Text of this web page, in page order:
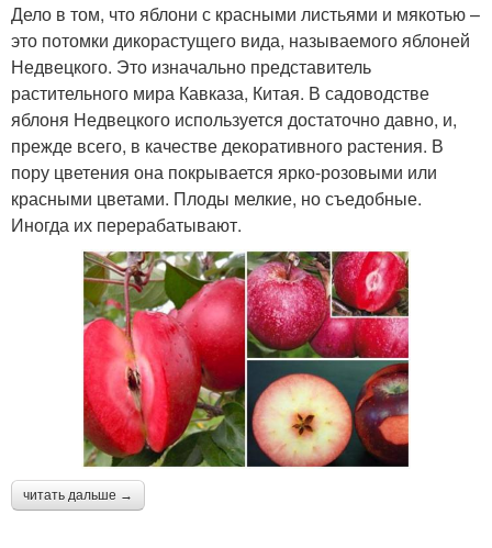
Дело в том, что яблони с красными листьями и мякотью –
это потомки дикорастущего вида, называемого яблоней
Недвецкого. Это изначально представитель
растительного мира Кавказа, Китая. В садоводстве
яблоня Недвецкого используется достаточно давно, и,
прежде всего, в качестве декоративного растения. В
пору цветения она покрывается ярко-розовыми или
красными цветами. Плоды мелкие, но съедобные.
Иногда их перерабатывают.
читать дальше →